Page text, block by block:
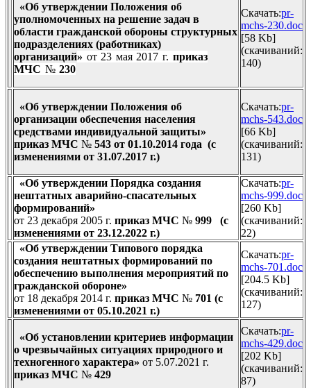
«Об утверждении Положения об
уполномоченных на решение задач в
области гражданской обороны структурных
подразделениях (работниках)
организаций» от 23 мая 2017 г. приказ
МЧС №230
Скачать:pr-
mchs-230.doc
[58 Kb]
(cкачиваний:
140)
«Об утверждении Положения об
организации обеспечения населения
средствами индивидуальной защиты»
приказ МЧС № 543 от 01.10.2014 года (с
изменениями от 31.07.2017 г.)
Скачать:pr-
mchs-543.doc
[66 Kb]
(cкачиваний:
131)
«Об утверждении Порядка создания
нештатных аварийно-спасательных
формирований»
от 23 декабря 2005 г. приказ МЧС № 999 (с
изменениями от 23.12.2022 г.)
Скачать:pr-
mchs-999.doc
[260 Kb]
(cкачиваний:
22)
«Об утверждении Типового порядка
создания нештатных формирований по
обеспечению выполнения мероприятий по
гражданской обороне»
от 18 декабря 2014 г. приказ МЧС № 701 (с
изменениями от 05.10.2021 г.)
Скачать:pr-
mchs-701.doc
[204.5 Kb]
(cкачиваний:
127)
«Об установлении критериев информации
о чрезвычайных ситуациях природного и
техногенного характера» от 5.07.2021 г.
приказ МЧС № 429
Скачать:pr-
mchs-429.doc
[202 Kb]
(cкачиваний:
87)